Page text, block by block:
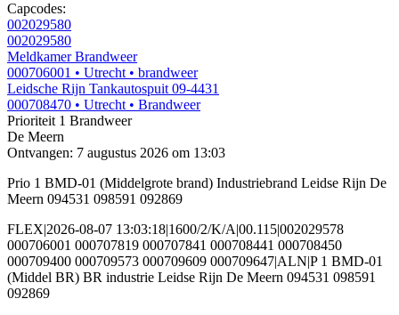
Capcodes:
002029580
002029580
Meldkamer Brandweer
000706001 • Utrecht • brandweer
Leidsche Rijn Tankautospuit 09-4431
000708470 • Utrecht • Brandweer
Prioriteit 1 Brandweer
De Meern
Ontvangen: 7 augustus 2026 om 13:03
Prio 1 BMD-01 (Middelgrote brand) Industriebrand Leidse Rijn De
Meern 094531 098591 092869
FLEX|2026-08-07 13:03:18|1600/2/K/A|00.115|002029578
000706001 000707819 000707841 000708441 000708450
000709400 000709573 000709609 000709647|ALN|P 1 BMD-01
(Middel BR) BR industrie Leidse Rijn De Meern 094531 098591
092869